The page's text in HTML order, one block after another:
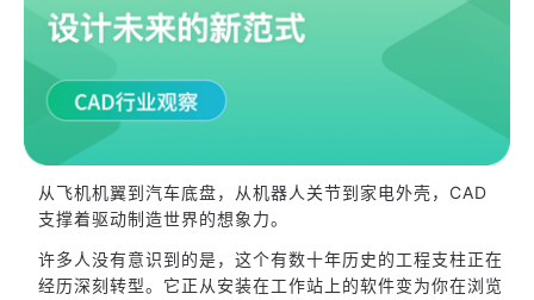
从飞机机翼到汽车底盘，从机器人关节到家电外壳，CAD
支撑着驱动制造世界的想象力。
许多人没有意识到的是，这个有数十年历史的工程支柱正在
经历深刻转型。它正从安装在工作站上的软件变为你在浏览